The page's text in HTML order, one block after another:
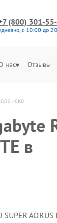
(800) 301-
с 10:00 до
нас Отзывы
в
AORUS